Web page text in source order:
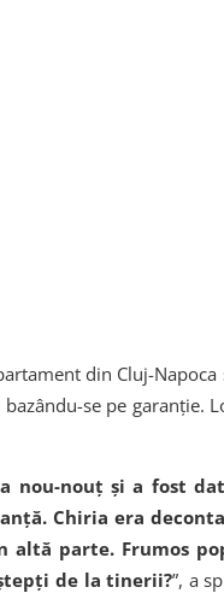
din Cluj-
se pe garanție.
nou-nouț și a fost
Chiria era
altă parte. Frumos
de la tinerii?”, a